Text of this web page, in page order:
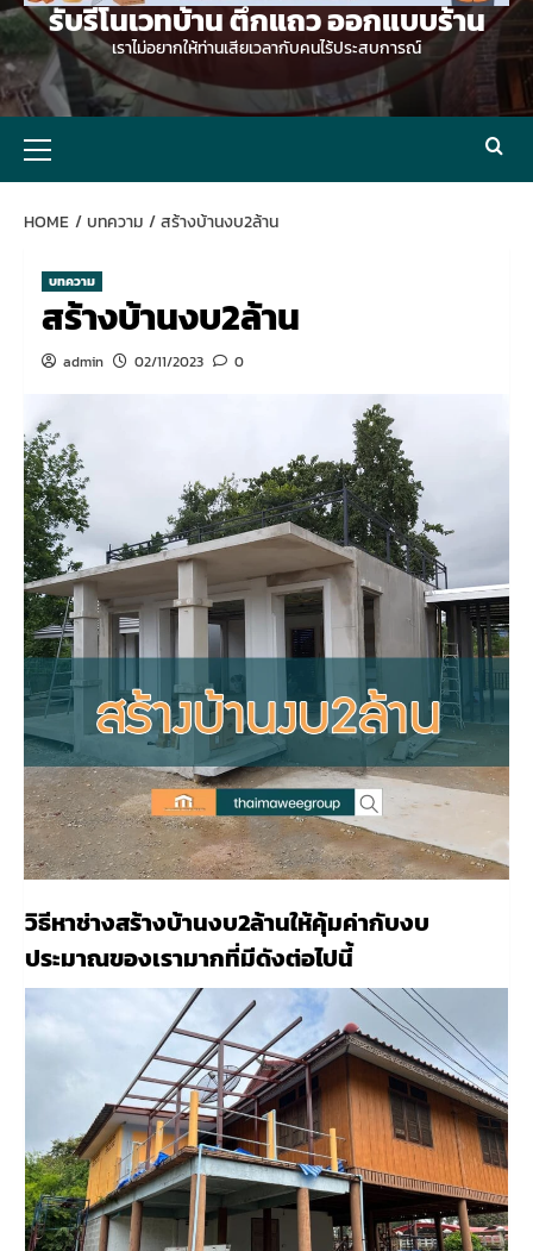
รับรีโนเวทบ้าน ตึกแถว ออกแบบร้าน
เราไม่อยากให้ท่านเสียเวลากับคนไร้ประสบการณ์
Menu
HOME บทความ สร้างบ้านงบ2ล้าน
บทความ
สร้างบ้านงบ2ล้าน
admin 02/11/2023 0
วิธีหาช่างสร้างบ้านงบ2ล้านให้คุ้มค่ากับงบ
ประมาณของเรามากที่มีดังต่อไปนี้